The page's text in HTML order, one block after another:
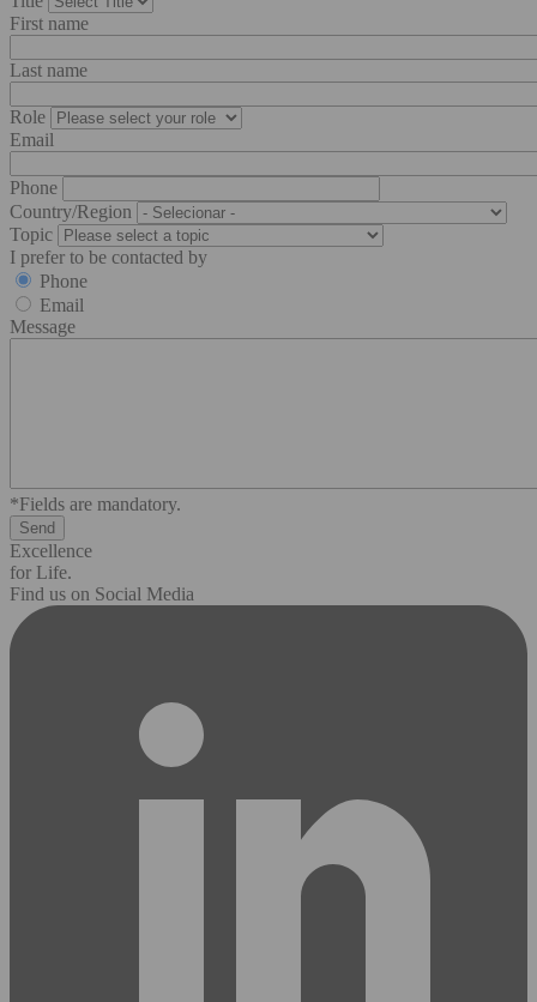
First name
Last name
Role
Email
Phone
Country/Region
Topic
I prefer to be contacted by
Phone
Email
Message
*Fields are mandatory.
Excellence
for Life.
Find us on Social Media